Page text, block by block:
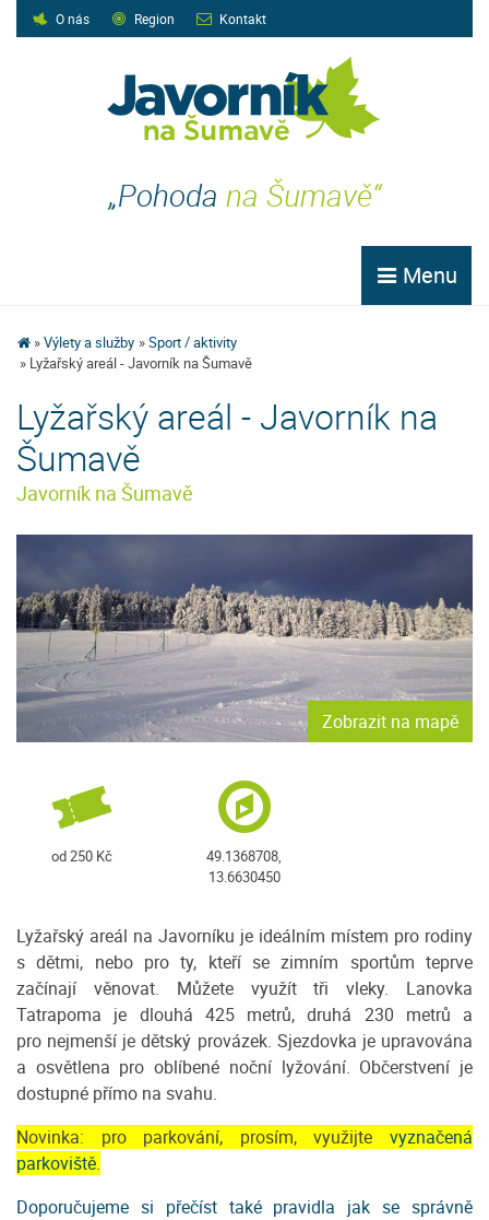
O nás Region Kontakt
„Pohoda na Šumavě“
Menu
Výlety a služby
Sport / aktivity
Lyžařský areál - Javorník na Šumavě
Lyžařský areál - Javorník na
Šumavě
Javorník na Šumavě
Zobrazit na mapě
od 250 Kč
49.1368708,
13.6630450
Lyžařský areál na Javorníku je ideálním místem pro rodiny
s dětmi, nebo pro ty, kteří se zimním sportům teprve
začínají věnovat. Můžete využít tři vleky. Lanovka
Tatrapoma je dlouhá 425 metrů, druhá 230 metrů a
pro nejmenší je dětský provázek. Sjezdovka je upravována
a osvětlena pro oblíbené noční lyžování. Občerstvení je
dostupné přímo na svahu.
Novinka: pro parkování, prosím, využijte vyznačená
parkoviště.
Doporučujeme si přečíst také pravidla jak se správně